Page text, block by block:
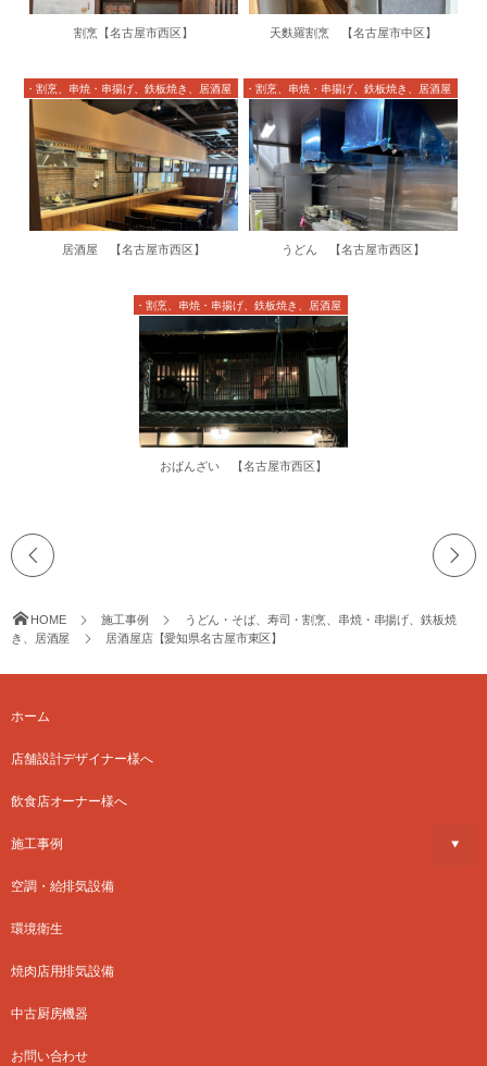
割烹【名古屋市西区】 天麩羅割烹 【名古屋市中区】
司・割烹、串焼・串揚げ、鉄板焼き、居酒屋
居酒屋 【名古屋市西区】
うどん・そば、寿司・割烹、串焼・串揚げ、鉄板焼き、居酒屋
うどん 【名古屋市西区】
うどん・そば、寿司・割烹、串焼・串揚げ、鉄板焼き、居酒屋
おばんざい 【名古屋市西区】
HOME 施工事例
うどん・そば、寿司・割烹、串焼・串揚げ、鉄板焼
き、居酒屋
居酒屋店【愛知県名古屋市東区】
ホーム
店舗設計デザイナー様へ
飲食店オーナー様へ
施工事例
空調・給排気設備
環境衛生
焼肉店用排気設備
中古厨房機器
お問い合わせ